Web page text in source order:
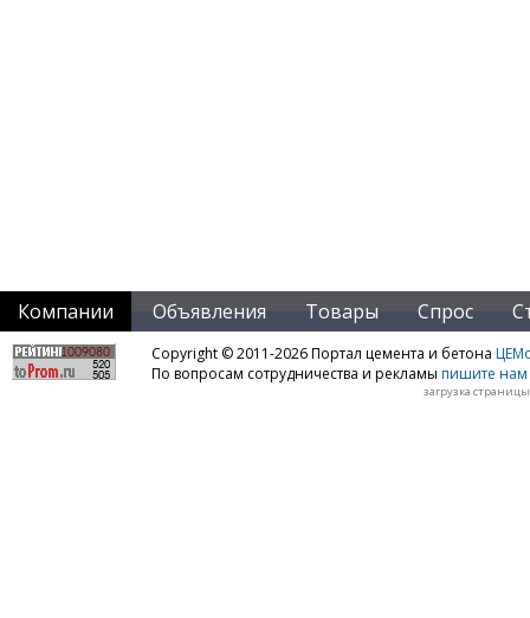
Компании Объявления Товары Спрос
Copyright © 2011-2026 Портал цемента и бетона
По вопросам сотрудничества и рекламы пишите нам
загрузка